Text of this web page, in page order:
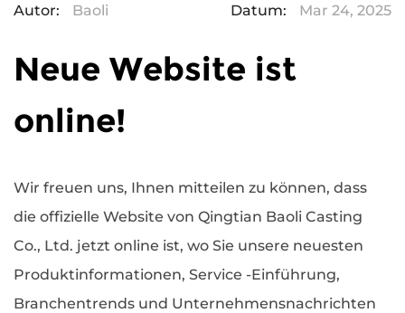
Autor: Baoli Datum: Mar 24, 2025
Neue Website ist
online!
Wir freuen uns, Ihnen mitteilen zu können, dass
die offizielle Website von Qingtian Baoli Casting
Co., Ltd. jetzt online ist, wo Sie unsere neuesten
Produktinformationen, Service -Einführung,
Branchentrends und Unternehmensnachrichten